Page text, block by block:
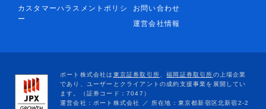
カスタマーハラスメントポリシ
ー
お問い合わせ
運営会社情報